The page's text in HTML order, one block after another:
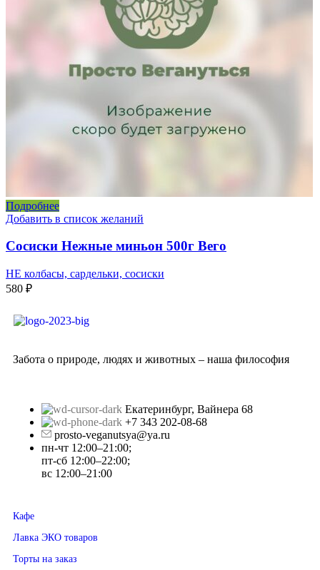
Подробнее
Добавить в список желаний
Сосиски Нежные миньон 500г Вего
НЕ колбасы, сардельки, сосиски
580 ₽
Забота о природе, людях и животных – наша философия
Екатеринбург, Вайнера 68
+7 343 202-08-68
prosto-veganutsya@ya.ru
пн-чт 12:00–21:00;
пт-сб 12:00–22:00;
вс 12:00–21:00
Кафе
Лавка ЭКО товаров
Торты на заказ